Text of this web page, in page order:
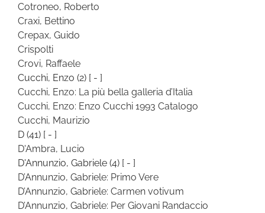
Cotroneo, Roberto
Craxi, Bettino
Crepax, Guido
Crispolti
Crovi, Raffaele
Cucchi, Enzo (2) [ - ]
Cucchi, Enzo: La più bella galleria d’Italia
Cucchi, Enzo: Enzo Cucchi 1993 Catalogo
Cucchi, Maurizio
D (41) [ - ]
D'Ambra, Lucio
D'Annunzio, Gabriele (4) [ - ]
D’Annunzio, Gabriele: Primo Vere
D’Annunzio, Gabriele: Carmen votivum
D’Annunzio, Gabriele: Per Giovani Randaccio